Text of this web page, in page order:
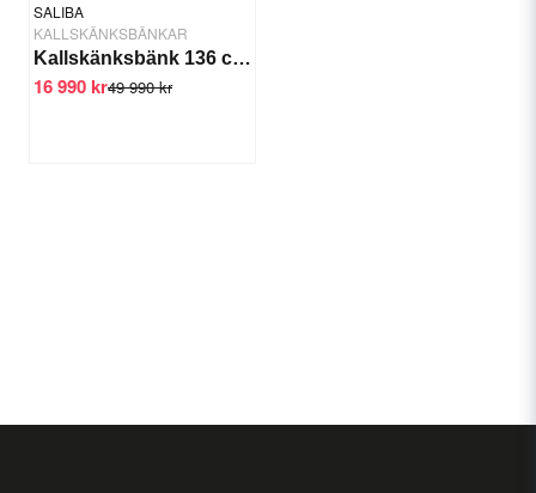
SALIBA
KALLSKÄNKSBÄNKAR
Kallskänksbänk 136 cm 2 dörrar 1/3GN
49 990 kr
16 990 kr